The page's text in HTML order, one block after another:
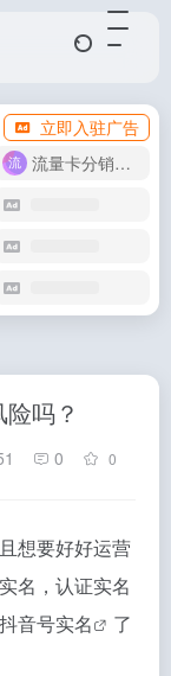
立即入驻广告
流量卡分销代理
吗？
0 0
想要好好运营
名，认证实名
抖音号实名
了